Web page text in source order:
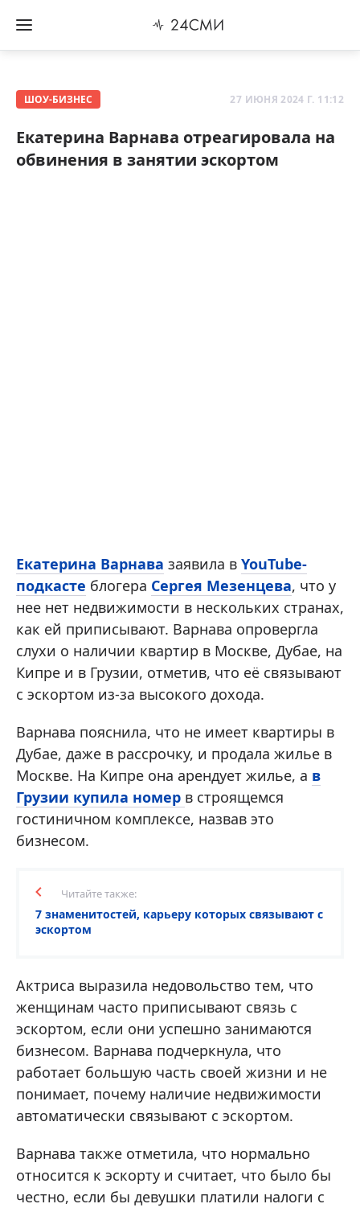
ШОУ-БИЗНЕС 27 ИЮНЯ 2024 Г. 11:12
Екатерина Варнава отреагировала на
обвинения в занятии эскортом
Екатерина Варнава заявила в YouTube-
подкасте блогера Сергея Мезенцева, что у
нее нет недвижимости в нескольких странах,
как ей приписывают. Варнава опровергла
слухи о наличии квартир в Москве, Дубае, на
Кипре и в Грузии, отметив, что её связывают
с эскортом из-за высокого дохода.
Варнава пояснила, что не имеет квартиры в
Дубае, даже в рассрочку, и продала жилье в
Москве. На Кипре она арендует жилье, а в
Грузии купила номер в строящемся
гостиничном комплексе, назвав это
бизнесом.
Читайте также:
7 знаменитостей, карьеру которых связывают с
эскортом
Актриса выразила недовольство тем, что
женщинам часто приписывают связь с
эскортом, если они успешно занимаются
бизнесом. Варнава подчеркнула, что
работает большую часть своей жизни и не
понимает, почему наличие недвижимости
автоматически связывают с эскортом.
Варнава также отметила, что нормально
относится к эскорту и считает, что было бы
честно, если бы девушки платили налоги с